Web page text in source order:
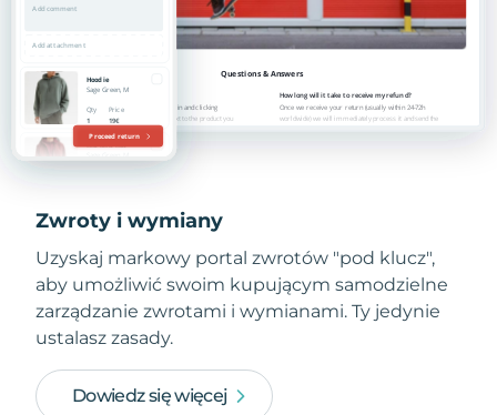
Zwroty i wymiany
Uzyskaj markowy portal zwrotów "pod klucz",
aby umożliwić swoim kupującym samodzielne
zarządzanie zwrotami i wymianami. Ty jedynie
ustalasz zasady.
Dowiedz się więcej